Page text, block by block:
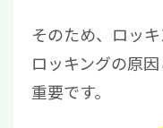
そのため、ロッ
ロッキングの原
重要です。